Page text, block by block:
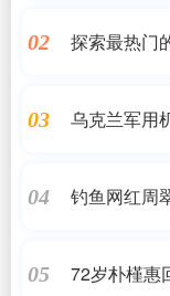
02 探索最热门
03 乌克兰军用
04
钓鱼网红周
05
72岁朴槿惠